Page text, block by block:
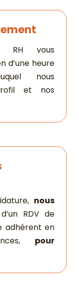
RH vous
d’une heure
nous
et nos
nous
RDV de
adhérent en
pour